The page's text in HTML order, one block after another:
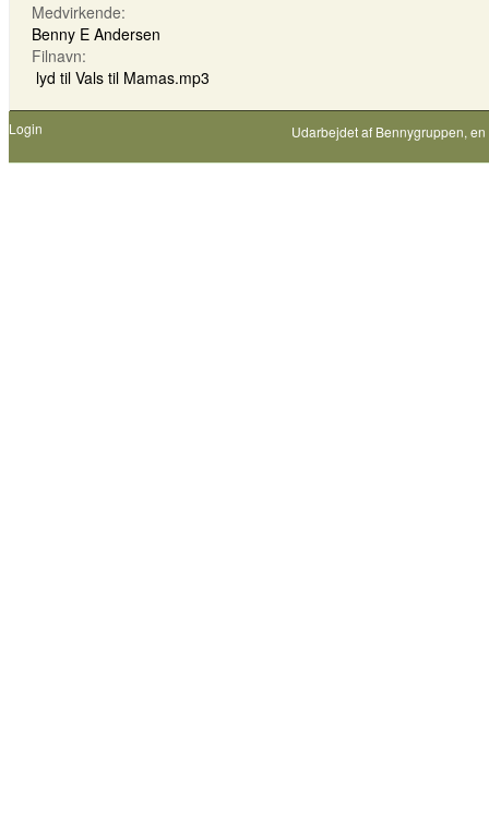
Medvirkende:
Benny E Andersen
Filnavn:
lyd til Vals til Mamas.mp3
Login Udarbejdet af Bennygruppen,